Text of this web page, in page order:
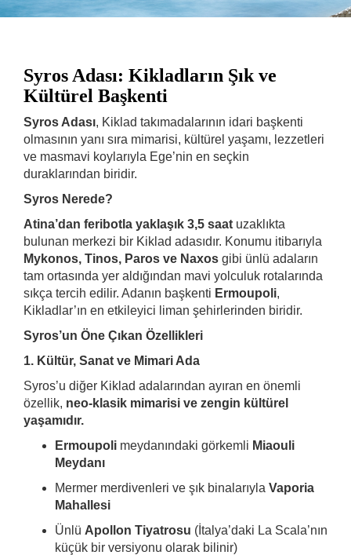
Syros Adası: Kikladların Şık ve
Kültürel Başkenti
Syros Adası, Kiklad takımadalarının idari başkenti
olmasının yanı sıra mimarisi, kültürel yaşamı, lezzetleri
ve masmavi koylarıyla Ege’nin en seçkin
duraklarından biridir.
Syros Nerede?
Atina’dan feribotla yaklaşık 3,5 saat uzaklıkta
bulunan merkezi bir Kiklad adasıdır. Konumu itibarıyla
Mykonos, Tinos, Paros ve Naxos gibi ünlü adaların
tam ortasında yer aldığından mavi yolculuk rotalarında
sıkça tercih edilir. Adanın başkenti Ermoupoli,
Kikladlar’ın en etkileyici liman şehirlerinden biridir.
Syros’un Öne Çıkan Özellikleri
1. Kültür, Sanat ve Mimari Ada
Syros’u diğer Kiklad adalarından ayıran en önemli
özellik, neo-klasik mimarisi ve zengin kültürel
yaşamıdır.
Ermoupoli meydanındaki görkemli Miaouli
Meydanı
Mermer merdivenleri ve şık binalarıyla Vaporia
Mahallesi
Ünlü Apollon Tiyatrosu (İtalya’daki La Scala’nın
küçük bir versiyonu olarak bilinir)